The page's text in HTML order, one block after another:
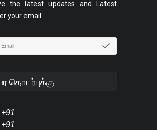
the latest updates and Latest
your email.
தொடர்புக்கு
+91
+91